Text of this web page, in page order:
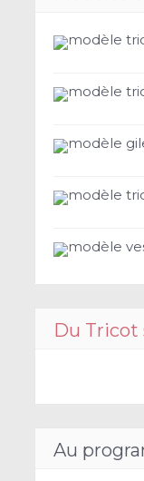
modèle
modèle
modèle
modèle
modèle
Du Tricot
Au